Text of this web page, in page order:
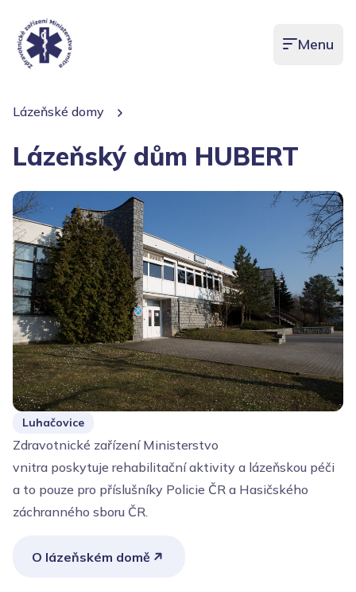
Otevřít
Menu
Lázeňské domy
Lázeňský dům HUBERT
Luhačovice
Zdravotnické zařízení Ministerstvo
vnitra poskytuje rehabilitační aktivity a lázeňskou péči
a to pouze pro příslušníky Policie ČR a Hasičského
záchranného sboru ČR.
O lázeňském domě